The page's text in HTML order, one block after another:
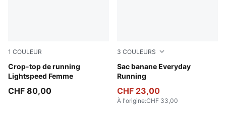
1 COULEUR
Crop-top de running
Lightspeed Femme
Light Lavender
CHF 80,00
3 COULEURS
Sac banane Everyday
Running
Gray Sky
CHF 23,00
À l'origine:CHF 33,00